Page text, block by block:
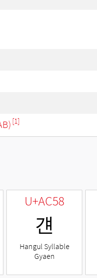
[1]
U+AC58
걘
Hangul Syllable
Gyaen